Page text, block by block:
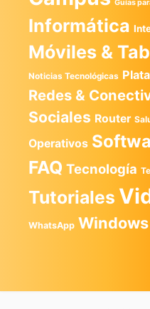
Guías
Informática
Móviles &
Noticias Tecnológicas
Redes &
Sociales Router
Operativos
FAQ Tecnología
Tutoriales
WhatsApp